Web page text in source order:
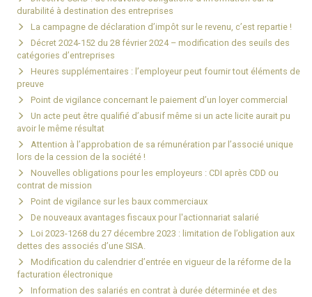
durabilité à destination des entreprises
La campagne de déclaration d’impôt sur le revenu, c’est repartie !
Décret 2024-152 du 28 février 2024 – modification des seuils des
catégories d’entreprises
Heures supplémentaires : l’employeur peut fournir tout éléments de
preuve
Point de vigilance concernant le paiement d’un loyer commercial
Un acte peut être qualifié d’abusif même si un acte licite aurait pu
avoir le même résultat
Attention à l’approbation de sa rémunération par l’associé unique
lors de la cession de la société !
Nouvelles obligations pour les employeurs : CDI après CDD ou
contrat de mission
Point de vigilance sur les baux commerciaux
De nouveaux avantages fiscaux pour l'actionnariat salarié
Loi 2023-1268 du 27 décembre 2023 : limitation de l’obligation aux
dettes des associés d’une SISA.
Modification du calendrier d’entrée en vigueur de la réforme de la
facturation électronique
Information des salariés en contrat à durée déterminée et des